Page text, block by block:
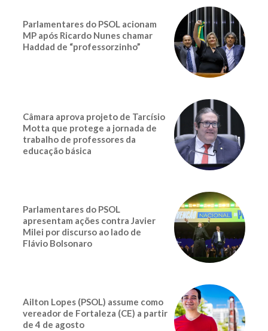
Parlamentares do PSOL acionam
MP após Ricardo Nunes chamar
Haddad de “professorzinho”
Câmara aprova projeto de Tarcísio
Motta que protege a jornada de
trabalho de professores da
educação básica
Parlamentares do PSOL
apresentam ações contra Javier
Milei por discurso ao lado de
Flávio Bolsonaro
Ailton Lopes (PSOL) assume como
vereador de Fortaleza (CE) a partir
de 4 de agosto